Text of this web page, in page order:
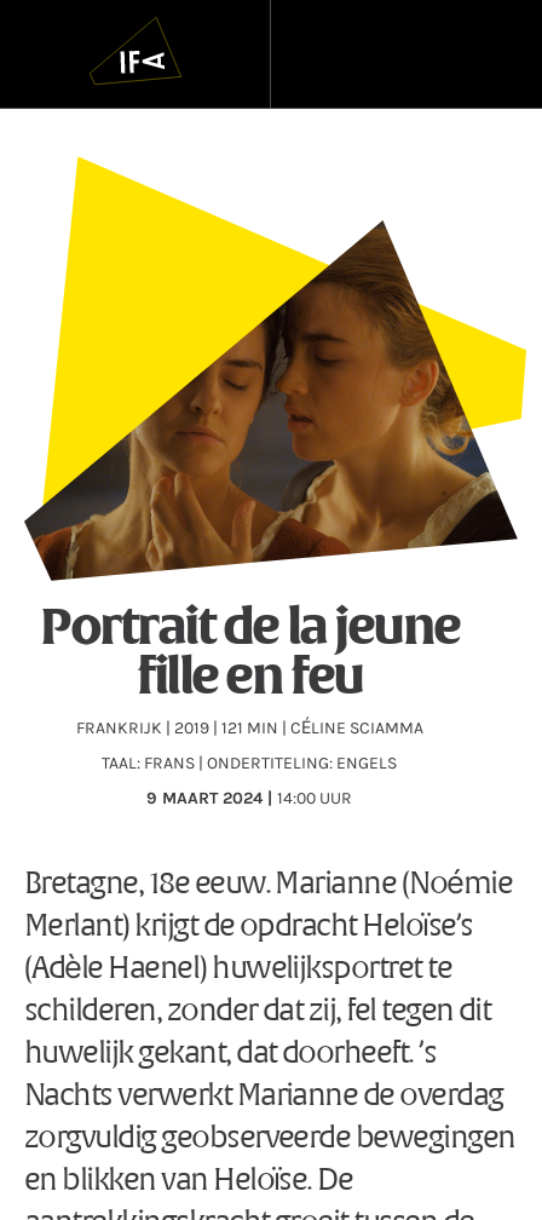
Navigatie
overslaan
Portrait de la jeune
fille en feu
FRANKRIJK | 2019 | 121 MIN | CÉLINE SCIAMMA
TAAL: FRANS | ONDERTITELING: ENGELS
9 MAART 2024 |14:00 UUR
Bretagne, 18e eeuw. Marianne (Noémie
Merlant) krijgt de opdracht Heloïse’s
(Adèle Haenel) huwelijksportret te
schilderen, zonder dat zij, fel tegen dit
huwelijk gekant, dat doorheeft. ’s
Nachts verwerkt Marianne de overdag
zorgvuldig geobserveerde bewegingen
en blikken van Heloïse. De